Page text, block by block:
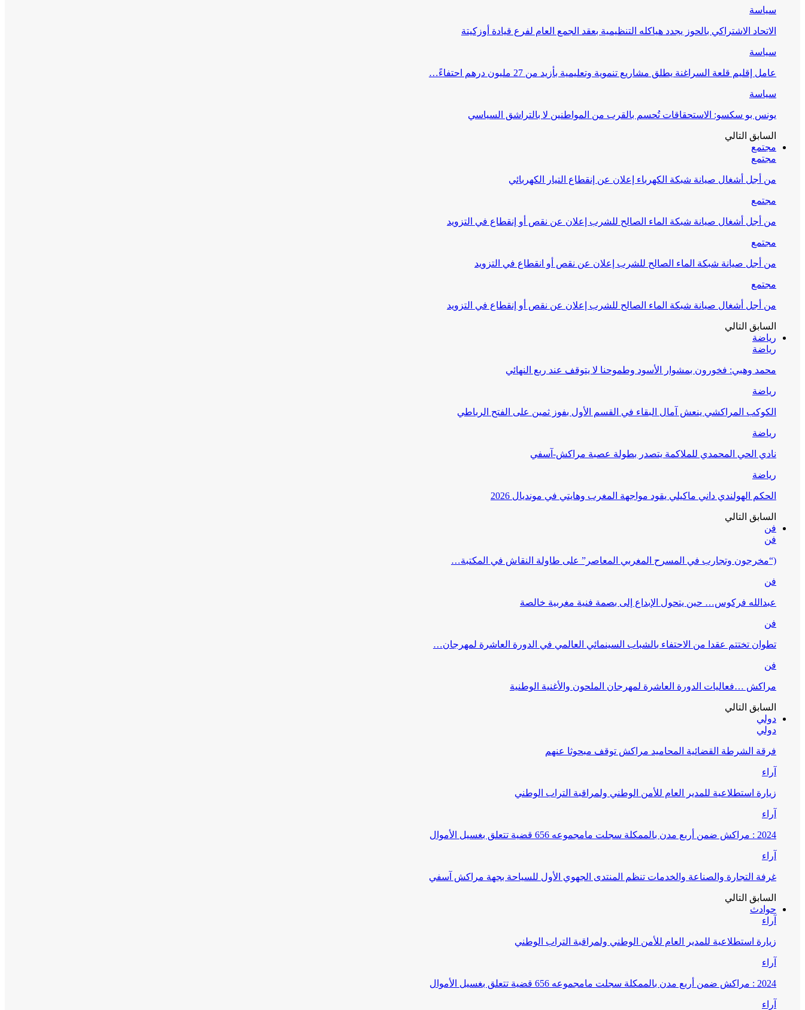
سياسة
الاتحاد الاشتراكي بالحوز يجدد هياكله التنظيمية بعقد الجمع العام لفرع قيادة أوزكيتة
سياسة
عامل إقليم قلعة السراغنة يطلق مشاريع تنموية وتعليمية بأزيد من 27 مليون درهم احتفاءً…
سياسة
يونس بو سكسو: الاستحقاقات تُحسم بالقرب من المواطنين لا بالتراشق السياسي
السابق التالي
مجتمع
مجتمع
من أجل أشغال صيانة شبكة الكهرباء إعلان عن إنقطاع التيار الكهربائي
مجتمع
من أجل أشغال صيانة شبكة الماء الصالح للشرب إعلان عن نقص أو إنقطاع في التزويد
مجتمع
من أجل صيانة شبكة الماء الصالح للشرب إعلان عن نقص أو انقطاع في التزويد
مجتمع
من أجل أشغال صيانة شبكة الماء الصالح للشرب إعلان عن نقص أو إنقطاع في التزويد
السابق التالي
رياضة
رياضة
محمد وهبي: فخورون بمشوار الأسود وطموحنا لا يتوقف عند ربع النهائي
رياضة
الكوكب المراكشي ينعش آمال البقاء في القسم الأول بفوز ثمين على الفتح الرباطي
رياضة
نادي الحي المحمدي للملاكمة يتصدر بطولة عصبة مراكش-آسفي
رياضة
الحكم الهولندي داني ماكيلي يقود مواجهة المغرب وهايتي في مونديال 2026
السابق التالي
فن
فن
(“مخرجون وتجارب في المسرح المغربي المعاصر” على طاولة النقاش في المكتبة…
فن
عبدالله فركوس… حين يتحول الإبداع إلى بصمة فنية مغربية خالصة
فن
تطوان تختتم عقدا من الاحتفاء بالشباب السينمائي العالمي في الدورة العاشرة لمهرجان…
فن
مراكش …فعاليات الدورة العاشرة لمهرجان الملحون والأغنية الوطنية
السابق التالي
دولي
دولي
فرقة الشرطة القضائية المحاميد مراكش توقف مبحوثا عنهم
آراء
زيارة استطلاعية للمدير العام للأمن الوطني ولمراقبة التراب الوطني
آراء
2024 : مراكش ضمن أربع مدن بالممكلة سجلت مامجموعه 656 قضية تتعلق بغسيل الأموال
آراء
غرفة التجارة والصناعة والخدمات تنظم المنتدى الجهوي الأول للسياحة بجهة مراكش آسفي
السابق التالي
حوادث
آراء
زيارة استطلاعية للمدير العام للأمن الوطني ولمراقبة التراب الوطني
آراء
2024 : مراكش ضمن أربع مدن بالممكلة سجلت مامجموعه 656 قضية تتعلق بغسيل الأموال
آراء